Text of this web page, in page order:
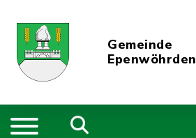
Gemeinde
Epenwöhrden